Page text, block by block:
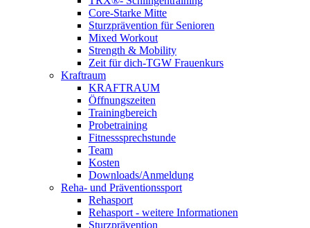
Core-Starke Mitte
Sturzprävention für Senioren
Mixed Workout
Strength & Mobility
Zeit für dich-TGW Frauenkurs
Kraftraum
KRAFTRAUM
Öffnungszeiten
Trainingbereich
Probetraining
Fitnesssprechstunde
Team
Kosten
Downloads/Anmeldung
Reha- und Präventionssport
Rehasport
Rehasport - weitere Informationen
Sturzprävention